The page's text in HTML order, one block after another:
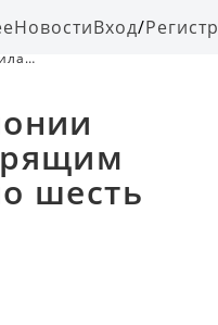
НовостиВход/
шесть